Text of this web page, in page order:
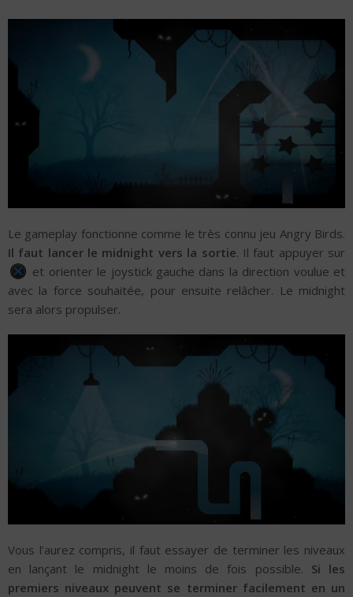
Le gameplay fonctionne comme le très connu jeu Angry Birds.
Il faut lancer le midnight vers la sortie. Il faut appuyer sur
et orienter le joystick gauche dans la direction voulue et
avec la force souhaitée, pour ensuite relâcher. Le midnight
sera alors propulser.
Vous l’aurez compris, il faut essayer de terminer les niveaux
en lançant le midnight le moins de fois possible. Si les
premiers niveaux peuvent se terminer facilement en un